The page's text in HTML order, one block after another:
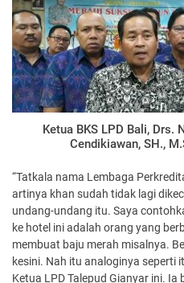
Ketua BKS LPD Bali, Drs.
Cendikiawan, SH.,
“Tatkala nama Lembaga
artinya khan sudah tidak lagi
undang-undang itu. Saya
ke hotel ini adalah orang yang
membuat baju merah misalnya.
kesini. Nah itu analoginya seperti
Ketua LPD Talepud Gianyar ini.